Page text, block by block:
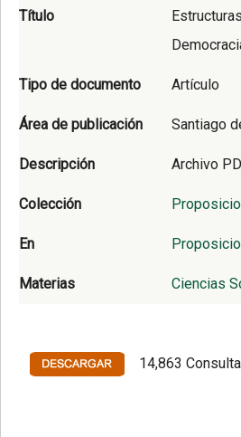
Título
Tipo de documento Artículo
Área de publicación Santiago
Descripción Archivo
Colección
En
Materias Ciencias
14,863